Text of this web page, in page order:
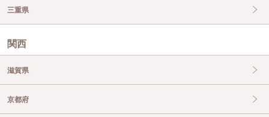
三重県
関西
滋賀県
京都府